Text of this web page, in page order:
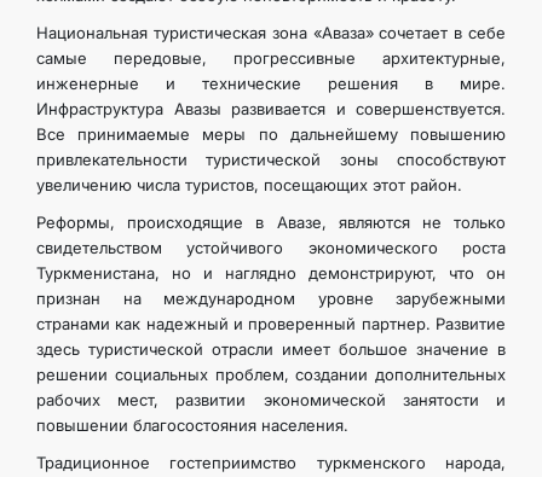
Национальная туристическая зона «Аваза» сочетает в себе
самые передовые, прогрессивные архитектурные,
инженерные и технические решения в мире.
Инфраструктура Авазы развивается и совершенствуется.
Все принимаемые меры по дальнейшему повышению
привлекательности туристической зоны способствуют
увеличению числа туристов, посещающих этот район.
Реформы, происходящие в Авазе, являются не только
свидетельством устойчивого экономического роста
Туркменистана, но и наглядно демонстрируют, что он
признан на международном уровне зарубежными
странами как надежный и проверенный партнер. Развитие
здесь туристической отрасли имеет большое значение в
решении социальных проблем, создании дополнительных
рабочих мест, развитии экономической занятости и
повышении благосостояния населения.
Традиционное гостеприимство туркменского народа,